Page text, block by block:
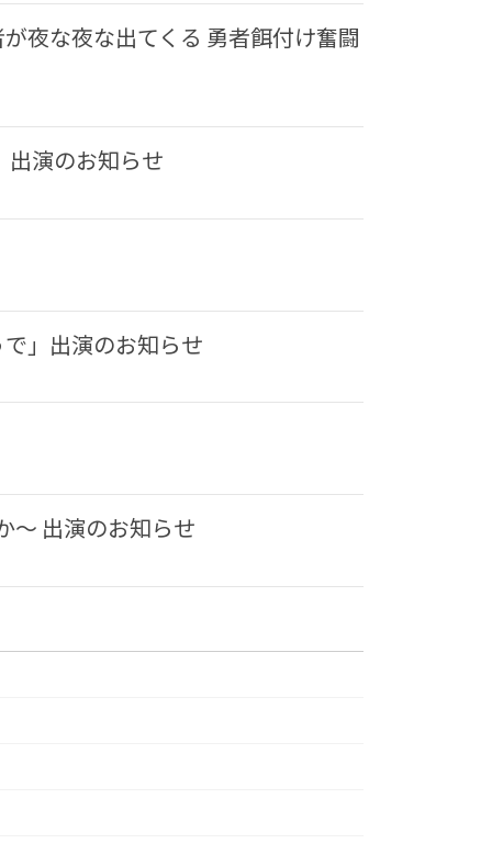
夜な夜な出てくる 勇者餌付け奮闘
出演のお知らせ
」出演のお知らせ
〜 出演のお知らせ